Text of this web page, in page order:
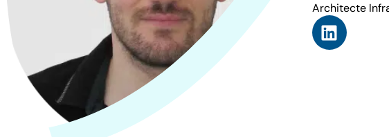
Architecte